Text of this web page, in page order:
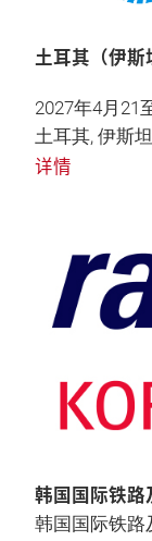
土耳其（伊
2027年4月21
土耳其, 伊斯
详情
韩国国际铁路
韩国国际铁路